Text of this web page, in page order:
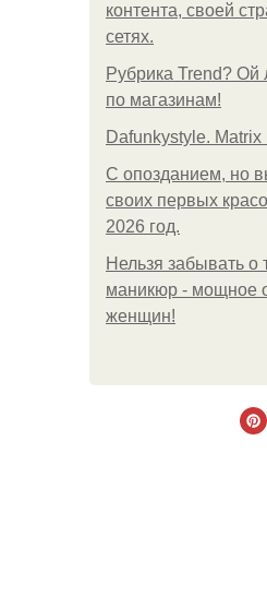
контента, своей
сетях.
Рубрика Trend? Ой
по магазинам!
Dafunkystyle. Matrix
С опозданием, но
своих первых
2026 год.
Нельзя забывать о
маникюр - мощное
женщин!